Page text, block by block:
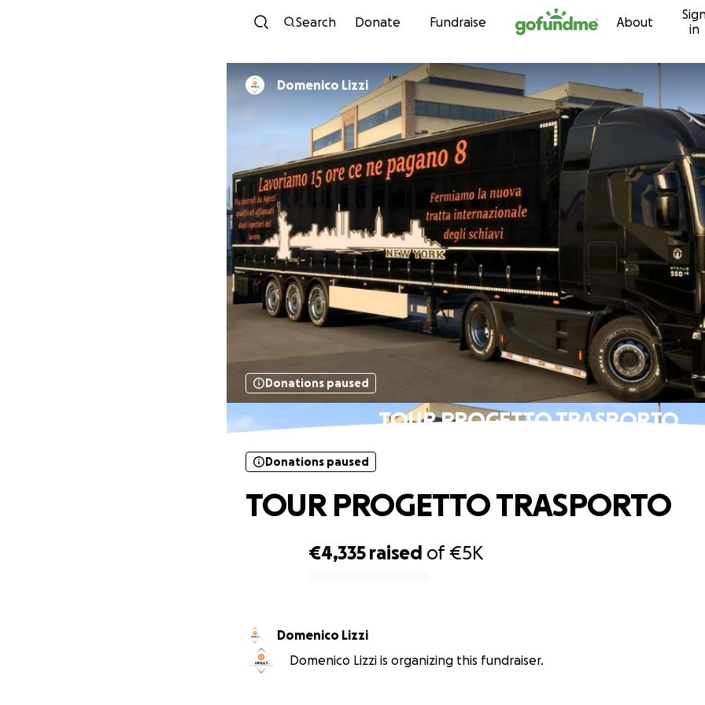
Skip to content
Search Donate Fundraise About
in
Domenico Lizzi
Donations paused
TOUR PROGETTO TRASPORTO
€4,335 raised of€5K
Donations paused
TOUR PROGETTO TRASPORTO
Domenico Lizzi
Domenico Lizzi is organizing this fundraiser.